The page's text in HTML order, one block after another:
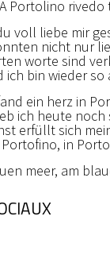
A Portolino rivedo
voll liebe mir
nicht nur
worte sind
ich bin wieder so
ein herz in
ich heute noch
erfüllt sich
in
meer, am